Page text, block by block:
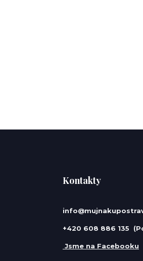
Kontakty
+420 608 886 135
Jsme na Facebooku